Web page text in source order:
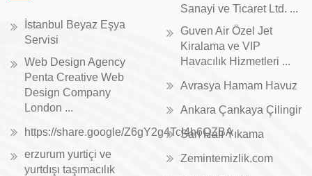
İstanbul Beyaz Eşya
Servisi
Web Design Agency
Penta Creative Web
Design Company
London ...
https://share.google/Z6gY2g4TcI4h6QZBA
erzurum yurtiçi ve
yurtdışı taşımacılık
Sanayi ve Ticaret Ltd. ...
Guven Air Özel Jet
Kiralama ve VIP
Havacılık Hizmetleri ...
Avrasya Hamam Havuz
Ankara Çankaya Çilingir
Sarı Halı Yıkama
Zemintemizlik.com